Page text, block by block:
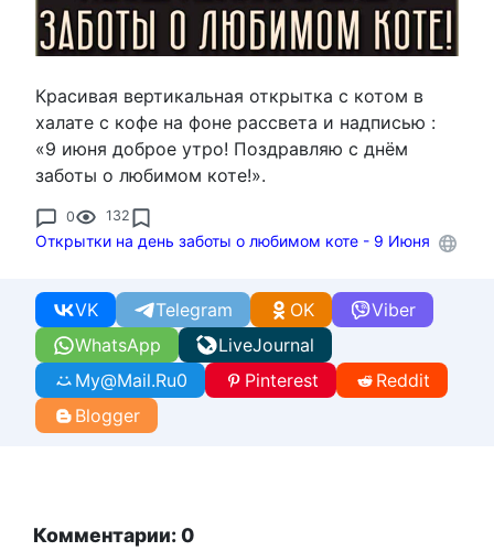
Красивая вертикальная открытка с котом в
халате с кофе на фоне рассвета и надписью :
«9 июня доброе утро! Поздравляю с днём
заботы о любимом коте!».
0 132
Открытки на день заботы о любимом коте - 9 Июня
WhatsApp
VK Telegram Viber
OK
LiveJournal
My@Mail.Ru0 Pinterest
Reddit
Blogger
Комментарии: 0